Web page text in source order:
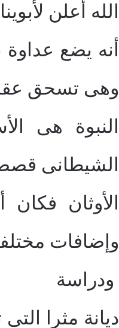
الله أعلن
أنه يضع
وهى تسحق
النبوة هى
الشيطانى
الأوثان
وإضافات
ودراسة
ديانة مثرا